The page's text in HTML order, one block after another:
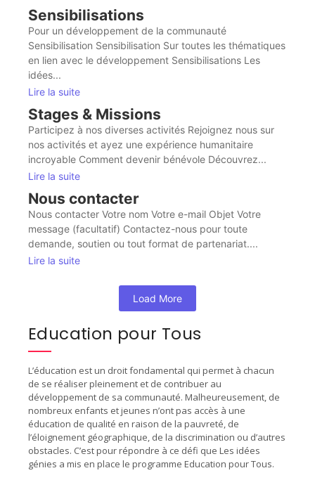
Sensibilisations
Pour un développement de la communauté
Sensibilisation Sensibilisation Sur toutes les thématiques
en lien avec le développement Sensibilisations Les
idées...
Lire la suite
Stages & Missions
Participez à nos diverses activités Rejoignez nous sur
nos activités et ayez une expérience humanitaire
incroyable Comment devenir bénévole Découvrez...
Lire la suite
Nous contacter
Nous contacter Votre nom Votre e-mail Objet Votre
message (facultatif) Contactez-nous pour toute
demande, soutien ou tout format de partenariat....
Lire la suite
Load More
Education pour Tous
L’éducation est un droit fondamental qui permet à chacun
de se réaliser pleinement et de contribuer au
développement de sa communauté. Malheureusement, de
nombreux enfants et jeunes n’ont pas accès à une
éducation de qualité en raison de la pauvreté, de
l’éloignement géographique, de la discrimination ou d’autres
obstacles. C’est pour répondre à ce défi que Les idées
génies a mis en place le programme Education pour Tous.